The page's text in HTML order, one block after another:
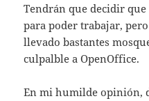
Tendrán que decidir
para poder trabajar,
llevado bastantes
culpalble a OpenOffice.
En mi humilde opinión,